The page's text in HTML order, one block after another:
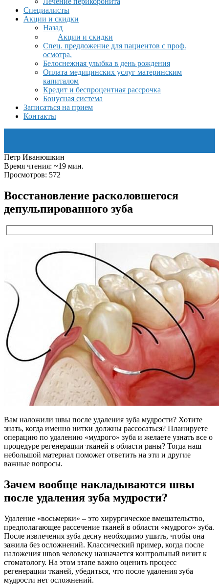
Специалисты
Акции и скидки
Назад
Акции и скидки
Спец. предложение для пациентов с проф.
осмотра.
Белоснежная улыбка в день рождения
Оплата медицинских услуг материнским
капиталом
Кредит и беспроцентная рассрочка
Бонусная система
Записаться на прием
Контакты
Петр Иванюшкин
Время чтения: ~19 мин.
Просмотров: 572
Восстановление расколовшегося
депульпированного зуба
Вам наложили швы после удаления зуба мудрости? Хотите
знать, когда именно нитки должны рассосаться? Планируете
операцию по удалению «мудрого» зуба и желаете узнать все о
процедуре регенерации тканей в области раны? Тогда наш
небольшой материал поможет ответить на эти и другие
важные вопросы.
Зачем вообще накладываются швы
после удаления зуба мудрости?
Удаление «восьмерки» – это хирургическое вмешательство,
предполагающее рассечение тканей в области «мудрого» зуба.
После извлечения зуба десну необходимо ушить, чтобы она
зажила без осложнений. Классический пример, когда после
наложения швов человеку назначается контрольный визит к
стоматологу. На этом этапе важно оценить процесс
регенерации тканей, убедиться, что после удаления зуба
мудрости нет осложнений.